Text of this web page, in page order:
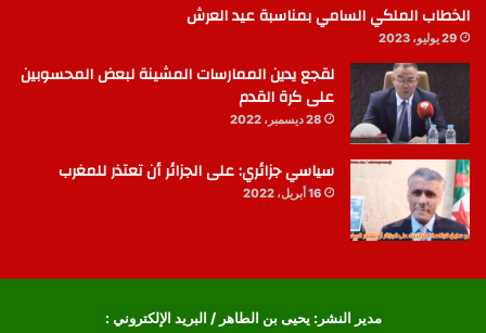
الخطاب الملكي السامي بمناسبة عيد العرش
29 يوليو، 2023
لقجع يدين الممارسات المشينة لبعض المحسوبين
على كرة القدم
28 ديسمبر، 2022
سياسي جزائري: على الجزائر أن تعتذر للمغرب
16 أبريل، 2022
مدير النشر: يحيى بن الطاهر / البريد الإلكتروني :